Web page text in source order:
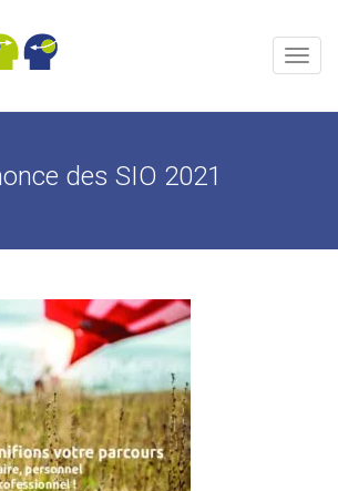
Menu
des SIO 2021